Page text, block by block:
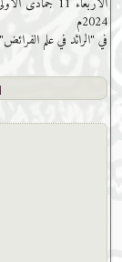
2024م
في "الرائد في علم الفرائض"